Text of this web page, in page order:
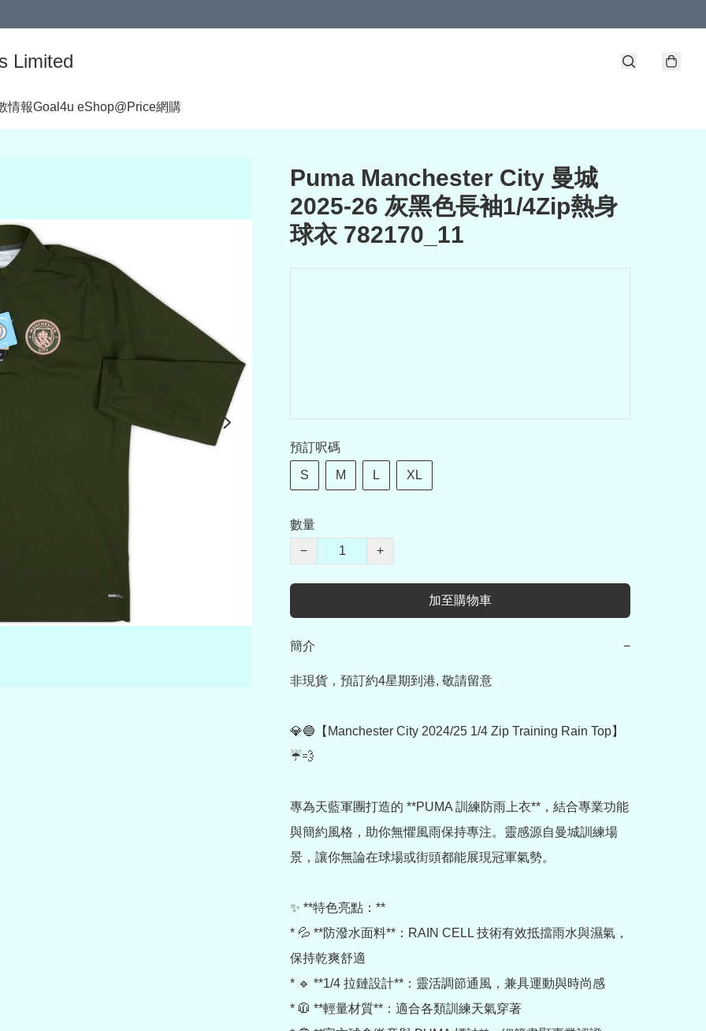
Limited
情報Goal4u eShop@Price網購
Puma Manchester City 曼城
2025-26 灰黑色長袖1/4Zip熱身
球衣 782170_11
預訂呎碼
S M L XL
數量
−
+
加至購物車
簡介 −
非現貨，預訂約4星期到港, 敬請留意
💎🔵【Manchester City 2024/25 1/4 Zip Training Rain Top】
☔💨
專為天藍軍團打造的 **PUMA 訓練防雨上衣**，結合專業功能
與簡約風格，助你無懼風雨保持專注。靈感源自曼城訓練場
景，讓你無論在球場或街頭都能展現冠軍氣勢。
✨ **特色亮點：**
* 💦 **防潑水面料**：RAIN CELL 技術有效抵擋雨水與濕氣，
保持乾爽舒適
* 🔹 **1/4 拉鏈設計**：靈活調節通風，兼具運動與時尚感
* 🧥 **輕量材質**：適合各類訓練天氣穿著